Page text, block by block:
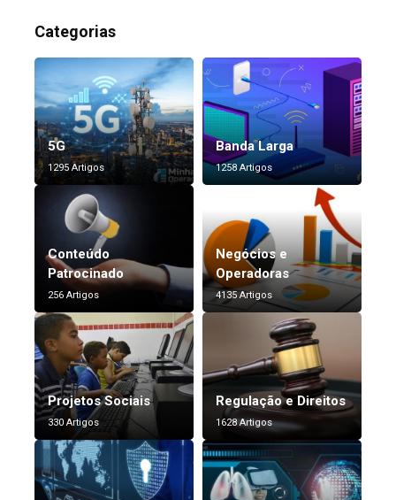
Categorias
5G
1295 Artigos
Banda Larga
1258 Artigos
Conteúdo
Patrocinado
256 Artigos
Negócios e
Operadoras
4135 Artigos
Projetos Sociais
330 Artigos
Regulação e Direitos
1628 Artigos